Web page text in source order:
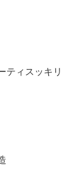
ティ スッキリ